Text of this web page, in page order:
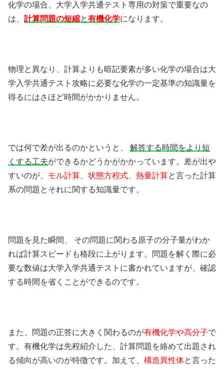
化学の場合、大学入学共通テスト専用の対策で重要なの
は、 計算問題の短縮と有機化学になります。
物理と異なり、計算よりも暗記要素が多い化学の場合は大
学入学共通テスト攻略に必要な化学の一定基準の知識量を
得るにはさほど時間がかかりません。
では何で差が出るのかというと、 解答する時間をより短
くする工夫ができるかどうかがかかっています。差が出や
すいのが、 モル計算、状態方程式、熱量計算と言った計算
系の問題とそれに関する知識量です。
問題を見た瞬間、 その問題に関わる原子の分子量がわか
れば計算スピードも格段に上がります。問題を解く際に必
要な数値は大学入学共通テストに書かれていますが、確認
する時間を省くことができるのです。
また、問題の正答に大きく関わるのが有機化学や高分子で
す。有機化学は先程紹介した、計算問題を絡めて出題され
る傾向が高いのが特徴です。加えて、 構造異性体と言った